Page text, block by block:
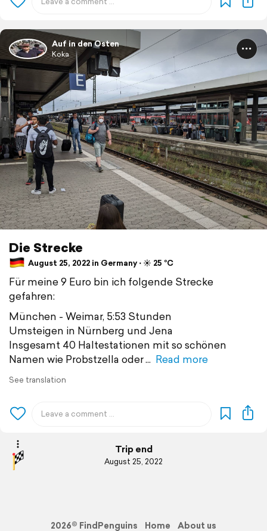
Auf in den Osten
Koka
Die Strecke
August 25, 2022 in Germany ⋅ ☀️ 25 °C
Für meine 9 Euro bin ich folgende Strecke
gefahren:
München - Weimar, 5:53 Stunden
Umsteigen in Nürnberg und Jena
Insgesamt 40 Haltestationen mit so schönen
Namen wie Probstzella oder
Read more
See translation
Trip end
August 25, 2022
2026© FindPenguins Home About us